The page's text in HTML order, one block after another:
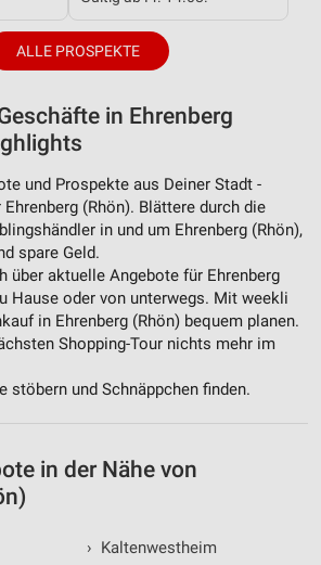
ALLE PROSPEKTE
in Ehrenberg
und Prospekte aus Deiner Stadt -
(Rhön). Blättere durch die
in und um Ehrenberg (Rhön),
spare Geld.
über aktuelle Angebote für Ehrenberg
Hause oder von unterwegs. Mit weekli
in Ehrenberg (Rhön) bequem planen.
Shopping-Tour nichts mehr im
stöbern und Schnäppchen finden.
in der Nähe von
› Kaltenwestheim